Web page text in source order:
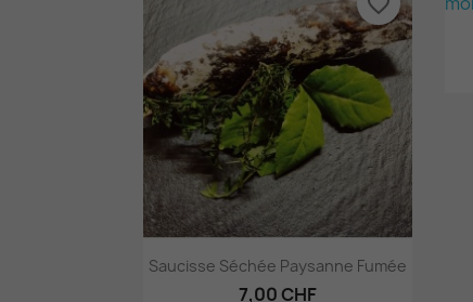
Aperçu rapide
Saucisse Séchée Paysanne Fumée
7,00 CHF